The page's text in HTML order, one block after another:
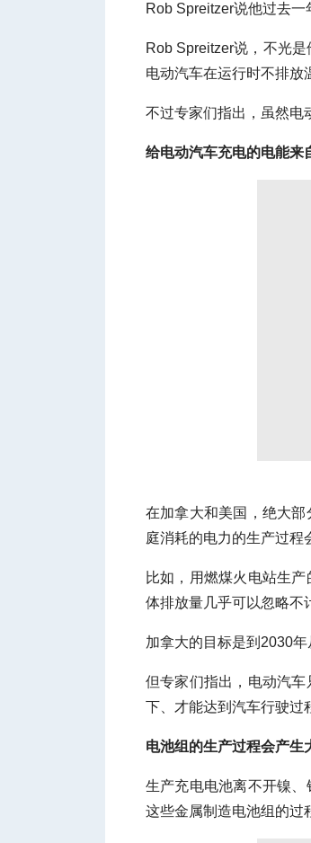
Rob Spreitzer说他过去一
Rob Spreitzer说，不光
电动汽车在运行时不排放
不过专家们指出，虽然电
给电动汽车充电的电能来
在加拿大和美国，绝大
庭消耗的电力的生产过程
比如，用燃煤火电站生
体排放量几乎可以忽略不
加拿大的目标是到2030
但专家们指出，电动汽
下、才能达到汽车行驶过
电池组的生产过程会产生
生产充电电池离不开镍
这些金属制造电池组的过